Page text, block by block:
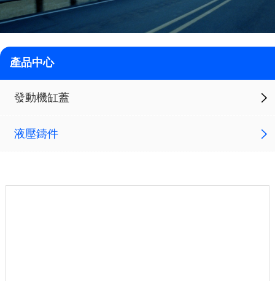
產品中心
發動機缸蓋
液壓鑄件